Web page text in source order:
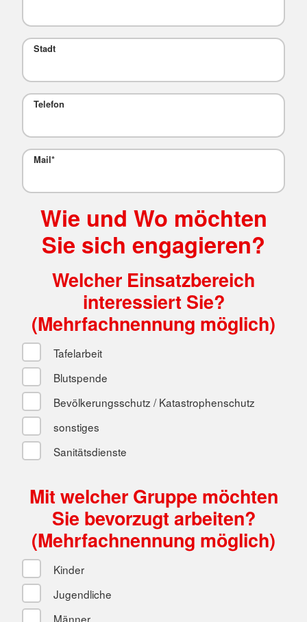
Stadt
Telefon
Mail*
Wie und Wo möchten
Sie sich engagieren?
Welcher Einsatzbereich
interessiert Sie?
(Mehrfachnennung möglich)
Tafelarbeit
Blutspende
Bevölkerungsschutz / Katastrophenschutz
sonstiges
Sanitätsdienste
Mit welcher Gruppe möchten
Sie bevorzugt arbeiten?
(Mehrfachnennung möglich)
Kinder
Jugendliche
Männer